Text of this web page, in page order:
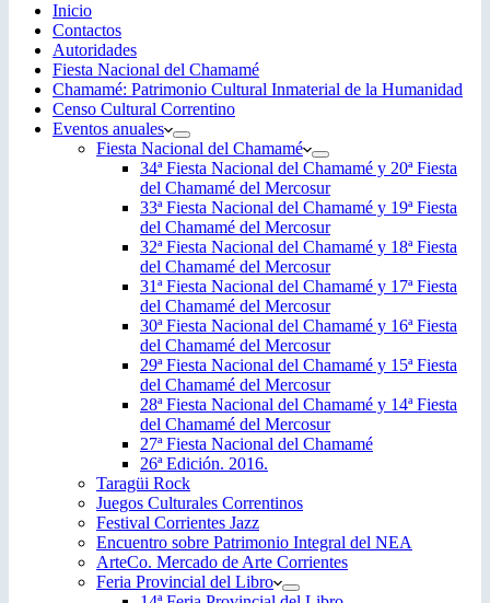
Inicio
Contactos
Autoridades
Fiesta Nacional del Chamamé
Chamamé: Patrimonio Cultural Inmaterial de la Humanidad
Censo Cultural Correntino
Eventos anuales
Fiesta Nacional del Chamamé
34ª Fiesta Nacional del Chamamé y 20ª Fiesta
del Chamamé del Mercosur
33ª Fiesta Nacional del Chamamé y 19ª Fiesta
del Chamamé del Mercosur
32ª Fiesta Nacional del Chamamé y 18ª Fiesta
del Chamamé del Mercosur
31ª Fiesta Nacional del Chamamé y 17ª Fiesta
del Chamamé del Mercosur
30ª Fiesta Nacional del Chamamé y 16ª Fiesta
del Chamamé del Mercosur
29ª Fiesta Nacional del Chamamé y 15ª Fiesta
del Chamamé del Mercosur
28ª Fiesta Nacional del Chamamé y 14ª Fiesta
del Chamamé del Mercosur
27ª Fiesta Nacional del Chamamé
26ª Edición. 2016.
Taragüi Rock
Juegos Culturales Correntinos
Festival Corrientes Jazz
Encuentro sobre Patrimonio Integral del NEA
ArteCo. Mercado de Arte Corrientes
Feria Provincial del Libro